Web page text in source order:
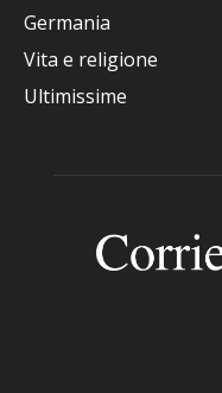
Germania
Vita e religione
Ultimissime